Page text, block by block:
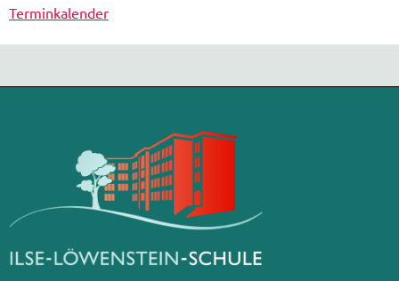
Terminkalender